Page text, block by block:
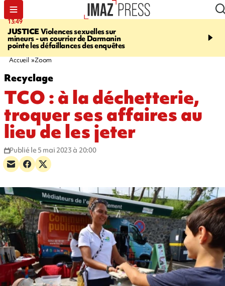
13:49
JUSTICEViolences sexuelles sur
mineurs - un courrier de Darmanin
pointe les défaillances des enquêtes
17:59
Corniche - la route du
Accueil Zoom
Recyclage
TCO : à la déchetterie,
troquer ses affaires au
lieu de les jeter
Publié le 5 mai 2023 à 20:00